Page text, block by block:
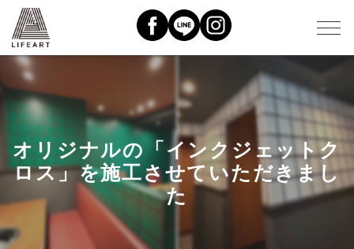
オリジナルの「インクジェットク
ロス」を施工させていただきまし
た